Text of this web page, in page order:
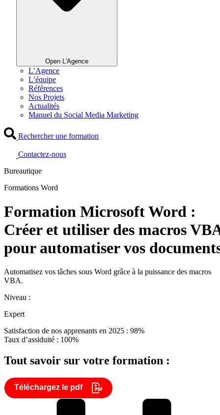
Open L'Agence
L’Agence
L’équipe
Références
Nos Projets
Actualités
Manuel du Social Media Marketing
Rechercher une formation
Contactez-nous
Bureautique
Formations Word
Formation Microsoft Word :
Créer et utiliser des macros
pour automatiser vos
Automatisez vos tâches sous Word grâce à la puissance des macros
VBA.
Niveau :
Expert
Satisfaction de nos apprenants en 2025 : 98%
Taux d’assiduité : 100%
Tout savoir sur votre formation :
Téléchargez le pdf